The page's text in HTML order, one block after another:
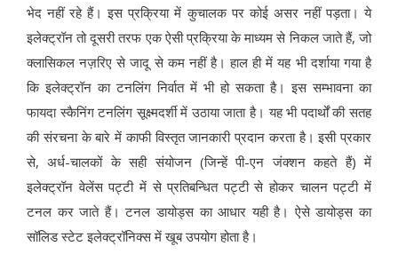
भेद नहीं रहे हैं। इस प्रक्रिया में कुचालक पर कोई असर नहीं पड़ता। ये
इलेक्ट्रॉन तो दूसरी तरफ एक ऐसी प्रक्रिया के माध्यम से निकल जाते हैं, जो
क्लासिकल नज़रिए से जादू से कम नहीं है। हाल ही में यह भी दर्शाया गया है
कि इलेक्ट्रॉन का टनलिंग निर्वात में भी हो सकता है। इस सम्भावना का
फायदा स्कैनिंग टनलिंग सूक्ष्मदर्शी में उठाया जाता है। यह भी पदार्थों की सतह
की संरचना के बारे में काफी विस्तृत जानकारी प्रदान करता है। इसी प्रकार
से, अर्ध-चालकों के सही संयोजन (जिन्हें पी-एन जंक्शन कहते हैं) में
इलेक्ट्रॉन वेलेंस पट्टी में से प्रतिबन्धित पट्टी से होकर चालन पट्टी में
टनल कर जाते हैं। टनल डायोड्स का आधार यही है। ऐसे डायोड्स का
सॉलिड स्टेट इलेक्ट्रॉनिक्स में खूब उपयोग होता है।